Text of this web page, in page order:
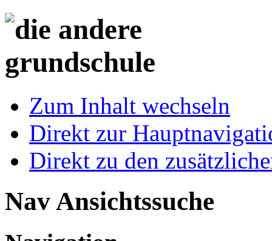
Zum Inhalt wechseln
Direkt zur
Direkt zu den
Nav Ansichtssuche